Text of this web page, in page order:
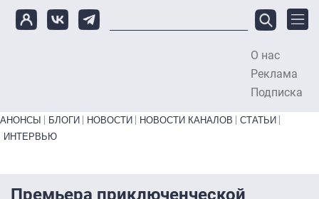
О нас
Реклама
Подписка
Primary links bottom
АНОНСЫ БЛОГИ НОВОСТИ НОВОСТИ КАНАЛОВ
СТАТЬИ
ИНТЕРВЬЮ
Премьера приключенческой